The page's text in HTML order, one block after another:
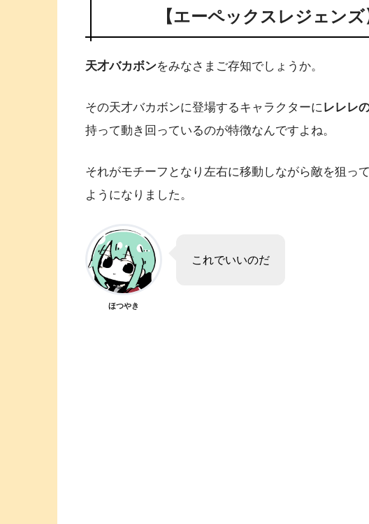
【エーペックスレジェン
天才バカボンをみなさまご存知でしょうか。
その天才バカボンに登場するキャラクターにレレレ
持って動き回っているのが特徴なんですよね。
それがモチーフとなり左右に移動しながら敵を狙っ
ようになりました。
ほつやき
これでいいのだ